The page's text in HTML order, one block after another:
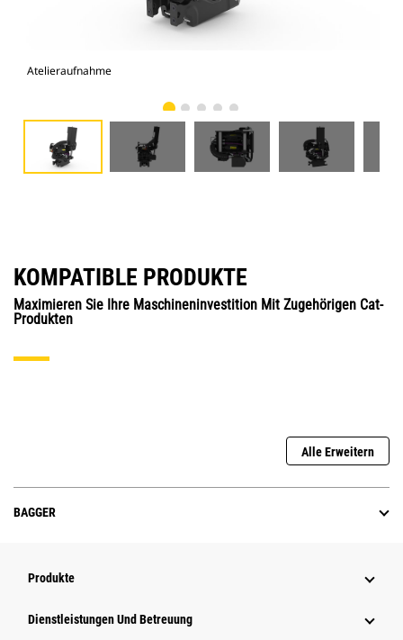
Atelieraufnahme
KOMPATIBLE PRODUKTE
Maximieren Sie Ihre Maschineninvestition Mit Zugehörigen Cat-
Produkten
Alle Erweitern
BAGGER
Produkte
Dienstleistungen Und Betreuung